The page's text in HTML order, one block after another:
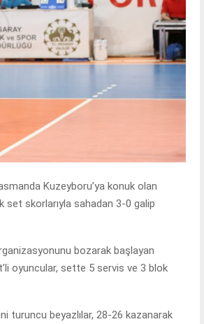
Kuzeyboru’ya konuk olan
set skorlarıyla sahadan 3-0 galip
bozarak başlayan
oyuncular, sette 5 servis ve 3 blok
turuncu beyazlılar, 28-26 kazanarak